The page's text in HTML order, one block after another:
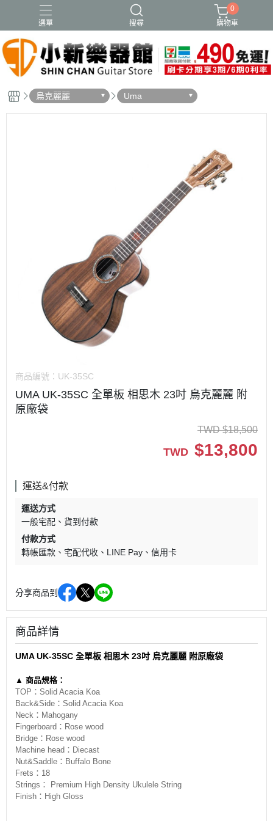
選單 搜尋
0
購物車
烏克麗麗 Uma
商品編號： UK-35SC
UMA UK-35SC 全單板 相思木 23吋 烏克麗麗 附
原廠袋
TWD $18,500
TWD $13,800
運送&付款
運送方式
一般宅配
貨到付款
付款方式
轉帳匯款
宅配代收 LINE Pay 信用卡
分享商品到
商品詳情
UMA UK-35SC 全單板 相思木 23吋 烏克麗麗 附原廠袋
▲ 商品規格：
TOP：Solid Acacia Koa
Back&Side：Solid Acacia Koa
Neck：Mahogany
Fingerboard：Rose wood
Bridge：Rose wood
Machine head：Diecast
Nut&Saddle：Buffalo Bone
Frets：18
Strings： Premium High Density Ukulele String
Finish：High Gloss